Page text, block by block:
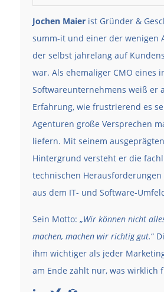
Jochen Maierist Gründer &
summ-it und einer der wenigen
der selbst jahrelang auf
war. Als ehemaliger CMO eines
Softwareunternehmens weiß er
Erfahrung, wie frustrierend es
Agenturen große Versprechen
liefern. Mit seinem
Hintergrund versteht er die
technischen
aus dem IT- und Software-
Sein Motto: „Wir können nicht
machen, machen wir richtig gut.“
ihm wichtiger als jeder
am Ende zählt nur, was wirklich